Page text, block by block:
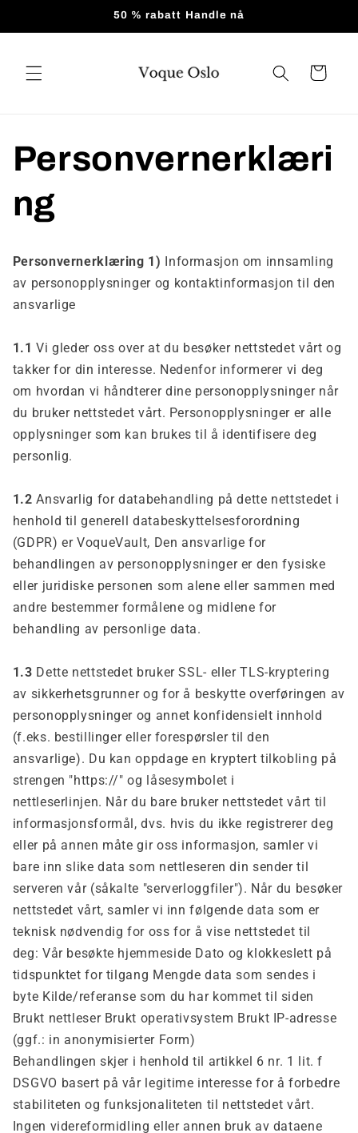
50 % rabatt Handle nå
Handlevogn
Personvernerklæri
ng
Personvernerklæring 1) Informasjon om innsamling
av personopplysninger og kontaktinformasjon til den
ansvarlige
1.1 Vi gleder oss over at du besøker nettstedet vårt og
takker for din interesse. Nedenfor informerer vi deg
om hvordan vi håndterer dine personopplysninger når
du bruker nettstedet vårt. Personopplysninger er alle
opplysninger som kan brukes til å identifisere deg
personlig.
1.2 Ansvarlig for databehandling på dette nettstedet i
henhold til generell databeskyttelsesforordning
(GDPR) er VoqueVault, Den ansvarlige for
behandlingen av personopplysninger er den fysiske
eller juridiske personen som alene eller sammen med
andre bestemmer formålene og midlene for
behandling av personlige data.
1.3 Dette nettstedet bruker SSL- eller TLS-kryptering
av sikkerhetsgrunner og for å beskytte overføringen av
personopplysninger og annet konfidensielt innhold
(f.eks. bestillinger eller forespørsler til den
ansvarlige). Du kan oppdage en kryptert tilkobling på
strengen "https://" og låsesymbolet i
nettleserlinjen. Når du bare bruker nettstedet vårt til
informasjonsformål, dvs. hvis du ikke registrerer deg
eller på annen måte gir oss informasjon, samler vi
bare inn slike data som nettleseren din sender til
serveren vår (såkalte "serverloggfiler"). Når du besøker
nettstedet vårt, samler vi inn følgende data som er
teknisk nødvendig for oss for å vise nettstedet til
deg: Vår besøkte hjemmeside Dato og klokkeslett på
tidspunktet for tilgang Mengde data som sendes i
byte Kilde/referanse som du har kommet til siden
Brukt nettleser Brukt operativsystem Brukt IP-adresse
(ggf.: in anonymisierter Form)
Behandlingen skjer i henhold til artikkel 6 nr. 1 lit. f
DSGVO basert på vår legitime interesse for å forbedre
stabiliteten og funksjonaliteten til nettstedet vårt.
Ingen videreformidling eller annen bruk av dataene